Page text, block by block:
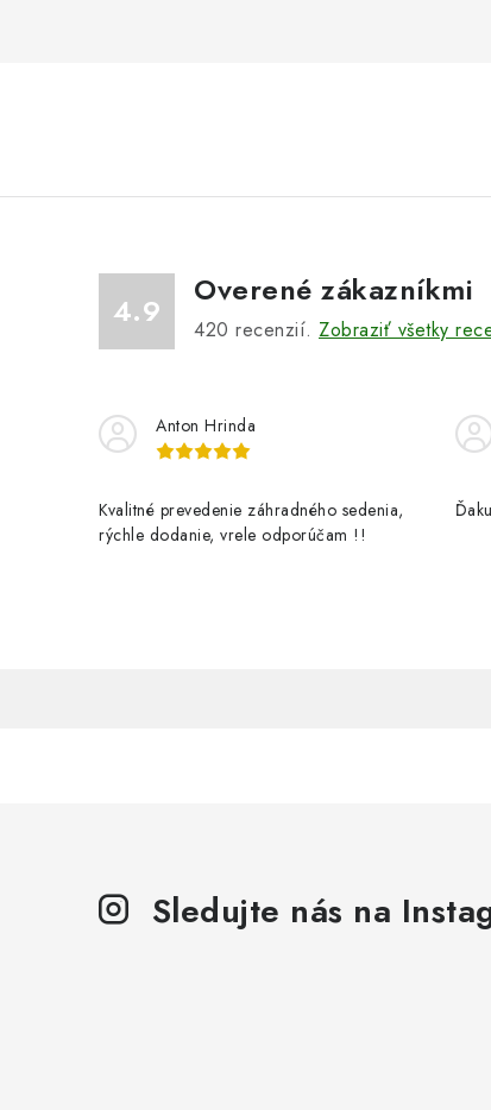
4.9
Overené zákazníkmi
420 recenzií. Zobraziť všetky
Anton Hrinda
Kvalitné prevedenie záhradného sedenia,
rýchle dodanie, vrele odporúčam !!
Sledujte nás na